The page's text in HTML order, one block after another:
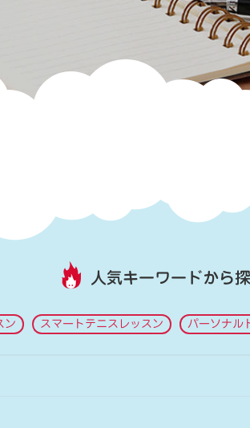
人気キーワードから
ン スマートテニスレッスン パーソナル